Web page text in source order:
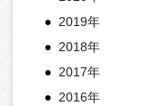
2019年
2018年
2017年
2016年